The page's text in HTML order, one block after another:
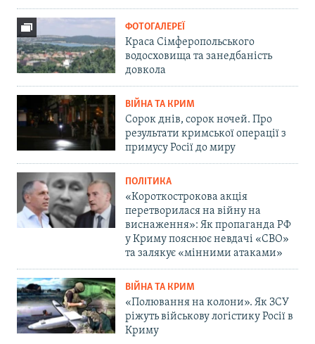
ФОТОГАЛЕРЕЇ
Краса Сімферопольського
водосховища та занедбаність
довкола
ВІЙНА ТА КРИМ
Сорок днів, сорок ночей. Про
результати кримської операції з
примусу Росії до миру
ПОЛІТИКА
«Короткострокова акція
перетворилася на війну на
виснаження»: Як пропаганда РФ
у Криму пояснює невдачі «СВО»
та залякує «мінними атаками»
ВІЙНА ТА КРИМ
«Полювання на колони». Як ЗСУ
ріжуть військову логістику Росії в
Криму